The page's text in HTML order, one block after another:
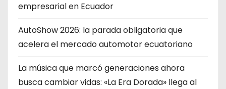
empresarial en Ecuador
AutoShow 2026: la parada obligatoria que
acelera el mercado automotor ecuatoriano
La música que marcó generaciones ahora
busca cambiar vidas: «La Era Dorada» llega al